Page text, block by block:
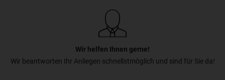
Wir helfen Ihnen gerne!
Wir beantworten Ihr Anliegen schnellstmöglich und sind für Sie da!